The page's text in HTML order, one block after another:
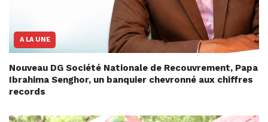
A LA UNE
Nouveau DG Société Nationale de Recouvrement, Papa
Ibrahima Senghor, un banquier chevronné aux chiffres
records